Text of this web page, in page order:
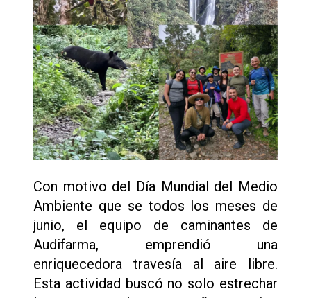
Con motivo del Día Mundial del Medio
Ambiente que se todos los meses de
junio, el equipo de caminantes de
Audifarma, emprendió una
enriquecedora travesía al aire libre.
Esta actividad buscó no solo estrechar